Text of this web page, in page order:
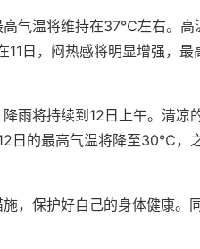
气温将维持在37℃左右。高
11日，闷热感将明显增强，
雨将持续到12日上午。清凉
日的最高气温将降至30℃，
，保护好自己的身体健康。